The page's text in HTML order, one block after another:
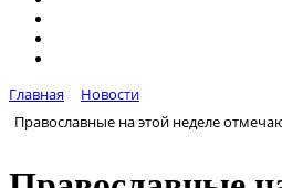
Главная
Новости
Православные на этой неделе